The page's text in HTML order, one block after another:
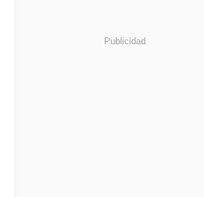
Publicidad